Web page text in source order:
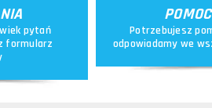
pytań
formularz
Potrzebujesz
odpowiadamy we